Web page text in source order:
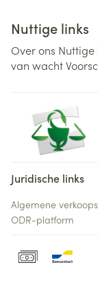
Nuttige links
Over ons Nuttige
van wacht
Juridische links
Algemene
ODR-platform